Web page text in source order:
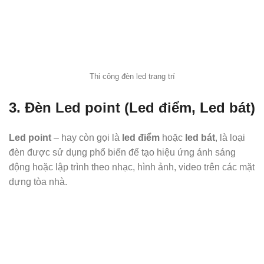
Thi công đèn led trang trí
3. Đèn Led point (Led điểm, Led bát)
Led point – hay còn gọi là led điểm hoặc led bát, là loại
đèn được sử dụng phổ biến để tạo hiệu ứng ánh sáng
động hoặc lập trình theo nhạc, hình ảnh, video trên các mặt
dựng tòa nhà.